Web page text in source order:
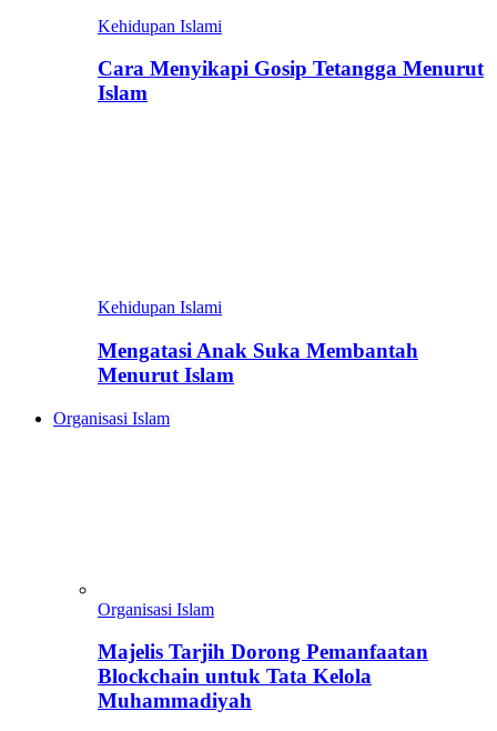
Kehidupan Islami
Cara Menyikapi Gosip Tetangga Menurut
Islam
Kehidupan Islami
Mengatasi Anak Suka Membantah
Menurut Islam
Organisasi Islam
Organisasi Islam
Majelis Tarjih Dorong Pemanfaatan
Blockchain untuk Tata Kelola
Muhammadiyah